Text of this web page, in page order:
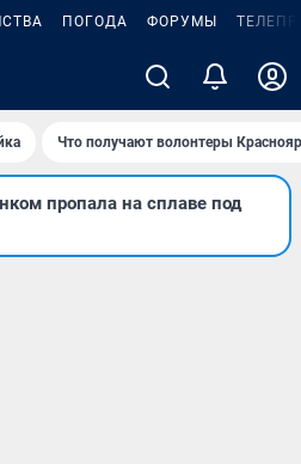
ПОГОДА ФОРУМЫ
Что получают волонтеры
пропала на сплаве под